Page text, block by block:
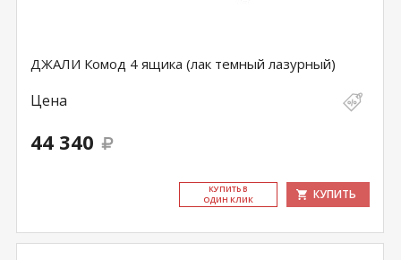
ДЖАЛИ Комод 4 ящика (лак темный лазурный)
Цена
44 340
КУ­ПИТЬ В
ОДИН КЛИК
КУПИТЬ